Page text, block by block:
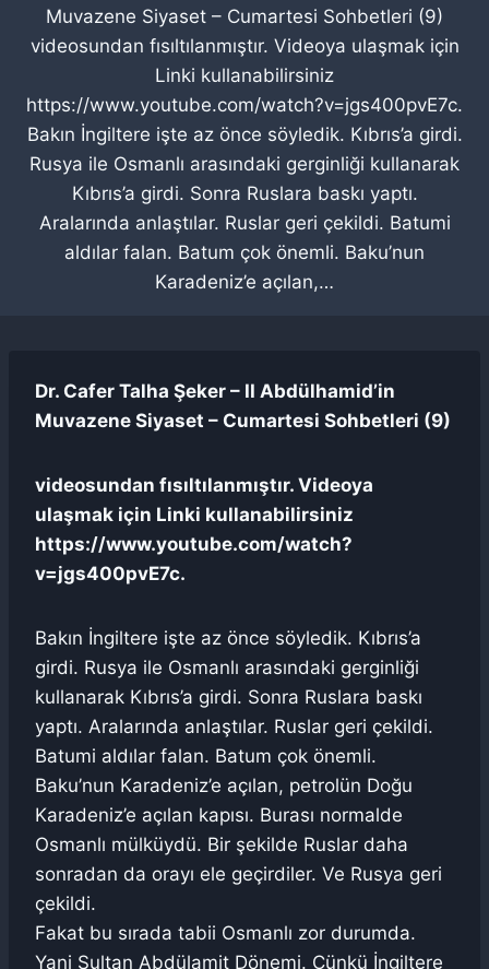
Muvazene Siyaset – Cumartesi Sohbetleri (9)
videosundan fısıltılanmıştır. Videoya ulaşmak için
Linki kullanabilirsiniz
https://www.youtube.com/watch?v=jgs400pvE7c.
Bakın İngiltere işte az önce söyledik. Kıbrıs’a girdi.
Rusya ile Osmanlı arasındaki gerginliği kullanarak
Kıbrıs’a girdi. Sonra Ruslara baskı yaptı.
Aralarında anlaştılar. Ruslar geri çekildi. Batumi
aldılar falan. Batum çok önemli. Baku’nun
Karadeniz’e açılan,…
Dr. Cafer Talha Şeker – II Abdülhamid’in
Muvazene Siyaset – Cumartesi Sohbetleri (9)
videosundan fısıltılanmıştır. Videoya
ulaşmak için Linki kullanabilirsiniz
https://www.youtube.com/watch?
v=jgs400pvE7c.
Bakın İngiltere işte az önce söyledik. Kıbrıs’a
girdi. Rusya ile Osmanlı arasındaki gerginliği
kullanarak Kıbrıs’a girdi. Sonra Ruslara baskı
yaptı. Aralarında anlaştılar. Ruslar geri çekildi.
Batumi aldılar falan. Batum çok önemli.
Baku’nun Karadeniz’e açılan, petrolün Doğu
Karadeniz’e açılan kapısı. Burası normalde
Osmanlı mülküydü. Bir şekilde Ruslar daha
sonradan da orayı ele geçirdiler. Ve Rusya geri
çekildi.
Fakat bu sırada tabii Osmanlı zor durumda.
Yani Sultan Abdülamit Dönemi. Çünkü İngiltere